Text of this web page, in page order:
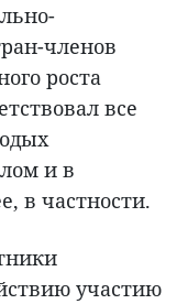
членов
роста
все
и в
в частности.
участию